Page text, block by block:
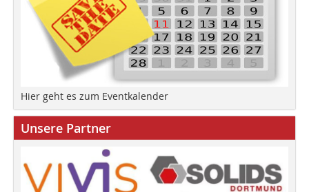
Hier geht es zum Eventkalender
Unsere Partner